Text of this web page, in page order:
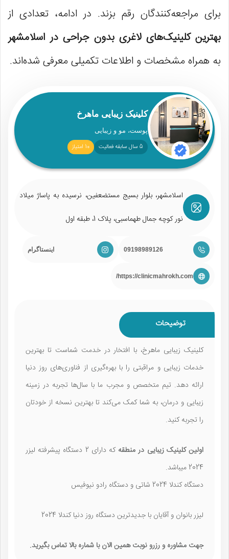
برای مراجعه‌کنندگان رقم بزند. در ادامه، تعدادی از
بهترین کلینیک‌های لاغری بدون جراحی در اسلامشهر
به همراه مشخصات و اطلاعات تکمیلی معرفی شده‌اند.
کلینیک زیبایی ماهرخ
پوست، مو و زیبایی
5 سال سابقه فعالیت 10 امتیاز
اسلامشهر، بلوار بسیج مستضعفین، نرسیده به پاساژ میلاد
نور کوچه جمال طهماسبی، پلاک 1، طبقه اول
09198989126 اینستاگرام
https://clinicmahrokh.com/
توضیحات
کلینیک زیبایی ماهرخ، با افتخار در خدمت شماست تا بهترین
خدمات زیبایی و مراقبتی را با بهره‌گیری از فناوری‌های روز دنیا
ارائه دهد. تیم متخصص و مجرب ما با سال‌ها تجربه در زمینه
زیبایی و درمان، به شما کمک می‌کند تا بهترین نسخه از خودتان
را تجربه کنید.
اولین کلینیک زیبایی در منطقه
که دارای 2 دستگاه پیشرفته لیزر
2024 میباشد.
دستگاه کندلا 2024 شاتی و دستگاه رادو نیوفیس
لیزر بانوان و آقایان با جدیدترین دستگاه روز دنیا کندلا 2024
جهت مشاوره و رزرو نوبت همین الان با شماره بالا تماس بگیرید.